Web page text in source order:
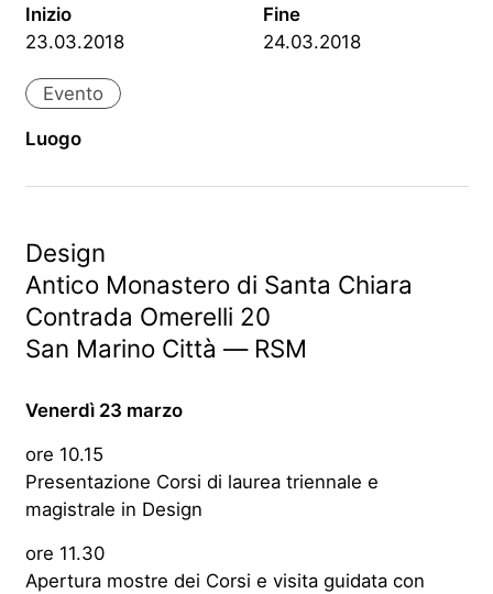
Inizio
23.03.2018
Fine
24.03.2018
Evento
Luogo
Design
Antico Monastero di Santa Chiara
Contrada Omerelli 20
San Marino Città — RSM
Venerdì 23 marzo
ore 10.15
Presentazione Corsi di laurea triennale e
magistrale in Design
ore 11.30
Apertura mostre dei Corsi e visita guidata con